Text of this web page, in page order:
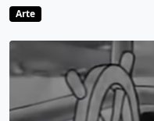
Arte